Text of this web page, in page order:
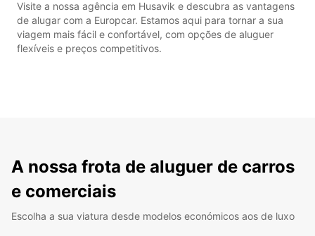
Visite a nossa agência em Husavik e descubra as vantagens
de alugar com a Europcar. Estamos aqui para tornar a sua
viagem mais fácil e confortável, com opções de aluguer
flexíveis e preços competitivos.
A nossa frota de aluguer de carros
e comerciais
Escolha a sua viatura desde modelos económicos aos de luxo